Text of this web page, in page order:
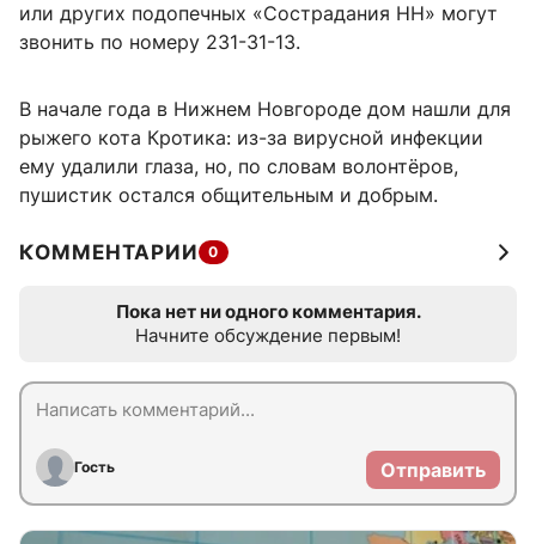
или других подопечных «Сострадания НН» могут
звонить по номеру 231-31-13.
В начале года в Нижнем Новгороде дом нашли для
рыжего кота Кротика: из-за вирусной инфекции
ему удалили глаза, но, по словам волонтёров,
пушистик остался общительным и добрым.
КОММЕНТАРИИ 0
Пока нет ни одного комментария.
Начните обсуждение первым!
Гость Отправить